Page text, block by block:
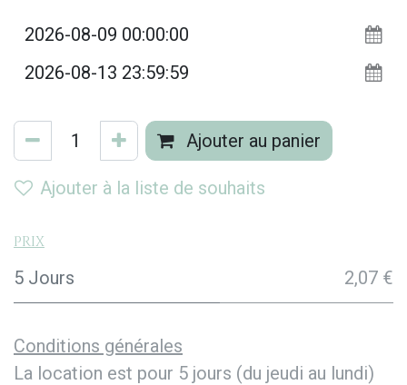
Ajouter au panier
Ajouter à la liste de souhaits
Prix
5 Jours 2,07 €
Conditions générales
La location est pour 5 jours (du jeudi au lundi)